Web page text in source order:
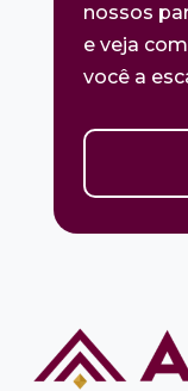
nossos
e veja
você a